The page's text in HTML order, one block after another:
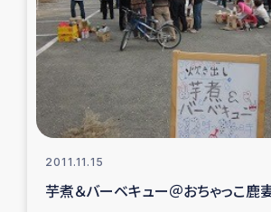
ガザ地区での公園の緑化を通じ
ガザ地区における被災住民へ
ガザ地区酪農を通した女性グル
ふりかけ普及と食生活改善による
フェアトレード事業
2011.11.15
芋煮＆バーベキュー＠おちゃっこ鹿